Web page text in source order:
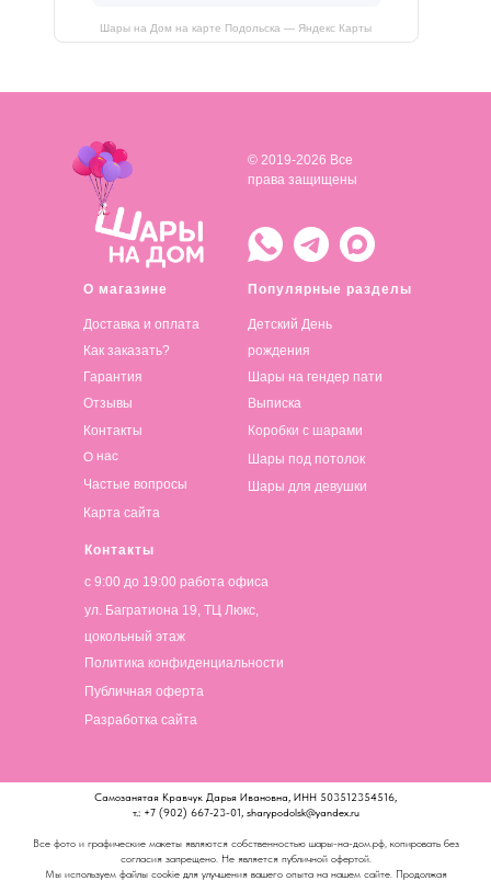
Шары на Дом на карте Подольска — Яндекс Карты
О магазине
Доставка и оплата
Популярные разделы
Детский День
рождения
Контакты
© 2019-2026 Все
права защищены
Как заказать?
Гарантия
Отзывы
Контакты
О нас
Частые вопросы
Карта сайта
Шары на гендер пати
Выписка
Коробки с шарами
Шары под потолок
Шары для девушки
с 9:00 до 19:00 работа офиса
ул. Багратиона 19, ТЦ Люкс,
цокольный этаж
Политика конфиденциальности
Публичная оферта
Разработка сайта
Самозанятая Кравчук Дарья Ивановна, ИНН 503512354516,
т.: +7 (902) 667-23-01, sharypodolsk@yandex.ru
Все фото и графические макеты являются собственностью шары-на-дом.рф, копировать без
согласия запрещено. Не является публичной офертой.
Мы используем файлы cookie для улучшения вашего опыта на нашем сайте. Продолжая